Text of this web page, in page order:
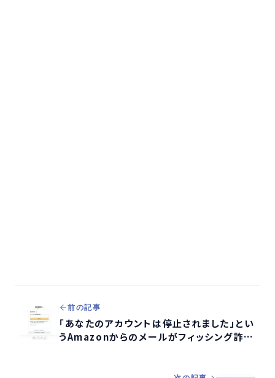
前の記事
「あなたのアカウントは停止されました」とい
うAmazonからのメールがフィッシング詐欺